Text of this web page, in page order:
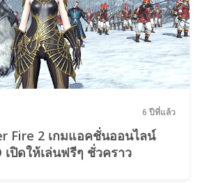
6 ปีที่แล้ว
Fire 2 เกมแอคชั่นออนไลน์
ปิดให้เล่นฟรีๆ ชั่วคราว